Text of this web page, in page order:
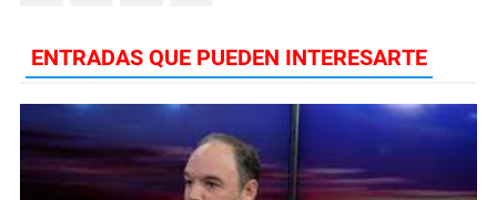
ENTRADAS QUE PUEDEN INTERESARTE